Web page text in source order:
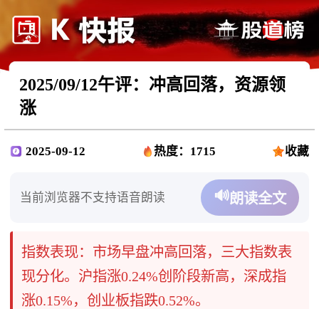
2025/09/12午评：冲高回落，资源领
涨
2025-09-12 热度：1715 收藏
当前浏览器不支持语音朗读 🔊朗读全文
指数表现：市场早盘冲高回落，三大指数表
现分化。沪指涨0.24%创阶段新高，深成指
涨0.15%，创业板指跌0.52%。